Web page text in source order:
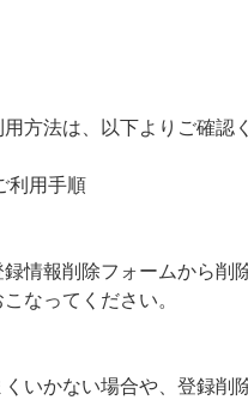
方法は、以下よりご確認
利用手順
情報削除フォームから
なってください。
くいかない場合や、登録